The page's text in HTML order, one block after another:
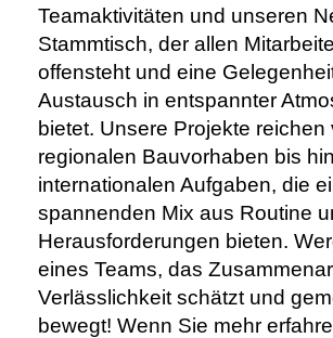
Teamaktivitäten und unseren
Stammtisch, der allen
offensteht und eine
Austausch in entspannter
bietet. Unsere Projekte reichen
regionalen Bauvorhaben bis
internationalen Aufgaben, die
spannenden Mix aus Routine
Herausforderungen bieten.
eines Teams, das
Verlässlichkeit schätzt und
bewegt! Wenn Sie mehr